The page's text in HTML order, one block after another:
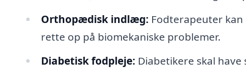
Orthopædisk indlæg: Fodterapeuter
rette op på biomekaniske problemer.
Diabetisk fodpleje: Diabetikere skal